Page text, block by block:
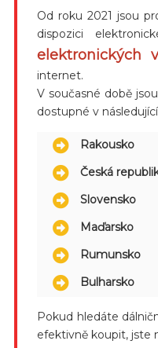
Od roku 2021 jsou
dispozici
elektronických
internet.
V současné době
dostupné v
Rakousko
Česká
Slovensko
Maďarsko
Rumunsko
Bulharsko
Pokud hledáte
efektivně koupit, jste